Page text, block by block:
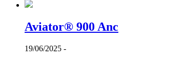
Aviator® 900 Anc
19/06/2025 -